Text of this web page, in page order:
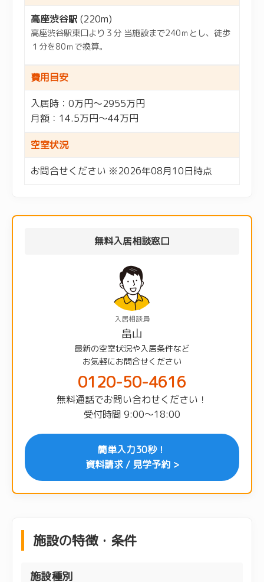
高座渋谷駅 (220m)
高座渋谷駅東口より３分 当施設まで240ｍとし、徒歩
１分を80ｍで換算。
費用目安
入居時：0万円～2955万円
月額：14.5万円～44万円
空室状況
お問合せください ※2026年08月10日時点
無料入居相談窓口
入居相談員
畠山
最新の空室状況や入居条件など
お気軽にお問合せください
0120-50-4616
無料通話でお問い合わせください！
受付時間 9:00〜18:00
簡単入力30秒！
資料請求 / 見学予約 >
施設の特徴・条件
施設種別